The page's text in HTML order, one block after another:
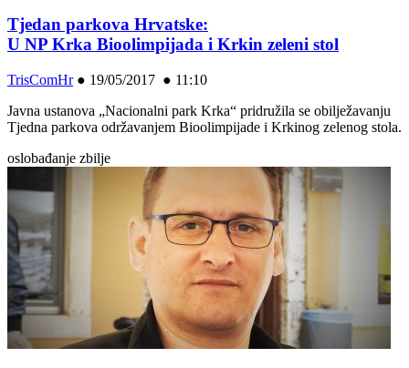
Tjedan parkova Hrvatske:
U NP Krka Bioolimpijada i Krkin zeleni stol
TrisComHr● 19/05/2017 ● 11:10
Javna ustanova „Nacionalni park Krka“ pridružila se obilježavanju
Tjedna parkova održavanjem Bioolimpijade i Krkinog zelenog stola.
oslobađanje zbilje